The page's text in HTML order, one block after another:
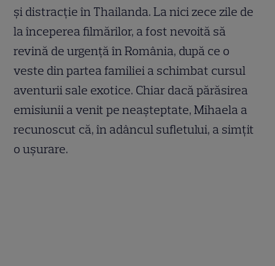
și distracție în Thailanda. La nici zece zile de
la începerea filmărilor, a fost nevoită să
revină de urgență în România, după ce o
veste din partea familiei a schimbat cursul
aventurii sale exotice. Chiar dacă părăsirea
emisiunii a venit pe neașteptate, Mihaela a
recunoscut că, în adâncul sufletului, a simțit
o ușurare.